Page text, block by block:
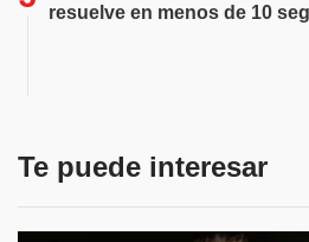
resuelve en menos de 10
Te puede interesar